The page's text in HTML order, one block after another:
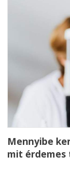
Mennyibe
mit érdemes